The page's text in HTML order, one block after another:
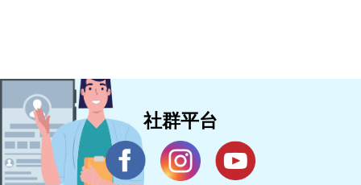
社群平台